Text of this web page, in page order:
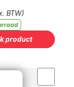
BTW)
product